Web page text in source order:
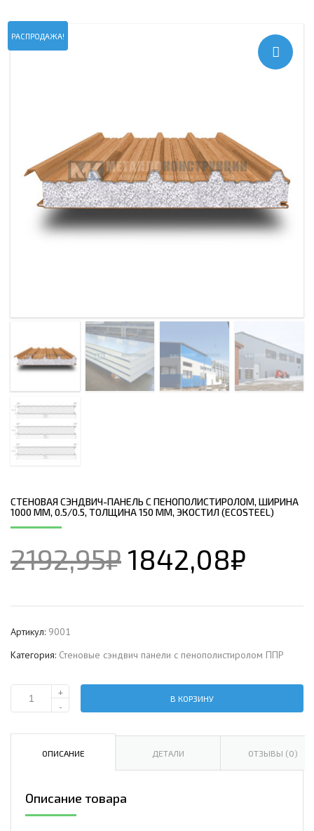
РАСПРОДАЖА!
СТЕНОВАЯ СЭНДВИЧ-ПАНЕЛЬ С ПЕНОПОЛИСТИРОЛОМ, ШИРИНА
1000 ММ, 0.5/0.5, ТОЛЩИНА 150 ММ, ЭКОСТИЛ (ECOSTEEL)
2192,95₽ 1842,08₽
Артикул: 9001
Категория: Стеновые сэндвич панели с пенополистиролом ППР
Количество
сэндвич-
ширина
1000
+
-
В КОРЗИНУ
ОПИСАНИЕ ДЕТАЛИ ОТЗЫВЫ (0)
Описание товара